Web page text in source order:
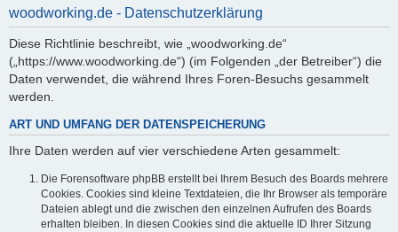
woodworking.de - Datenschutzerklärung
Diese Richtlinie beschreibt, wie „woodworking.de“
(„https://www.woodworking.de“) (im Folgenden „der Betreiber“) die
Daten verwendet, die während Ihres Foren-Besuchs gesammelt
werden.
ART UND UMFANG DER DATENSPEICHERUNG
Ihre Daten werden auf vier verschiedene Arten gesammelt:
Die Forensoftware phpBB erstellt bei Ihrem Besuch des Boards mehrere
Cookies. Cookies sind kleine Textdateien, die Ihr Browser als temporäre
Dateien ablegt und die zwischen den einzelnen Aufrufen des Boards
erhalten bleiben. In diesen Cookies sind die aktuelle ID Ihrer Sitzung